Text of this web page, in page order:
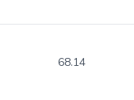
68.14